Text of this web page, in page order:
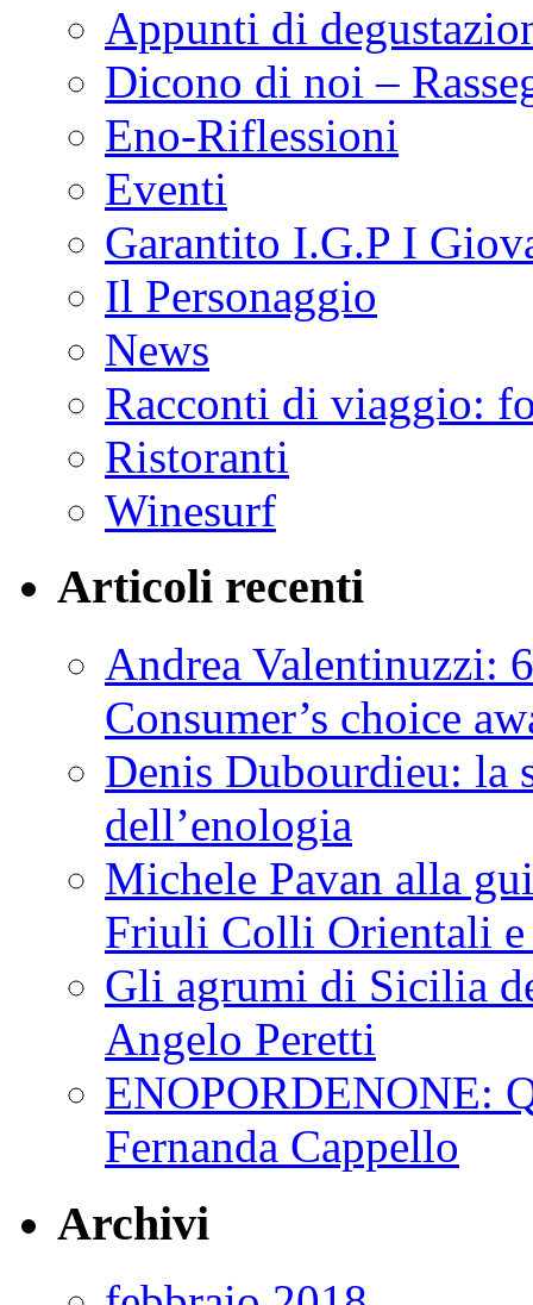
Appunti di
Dicono di noi –
Eno-Riflessioni
Eventi
Garantito I.G.P I
Il Personaggio
News
Racconti di viaggio:
Ristoranti
Winesurf
Articoli recenti
Andrea Valentinuzzi:
Consumer’s choice
Denis Dubourdieu: la
dell’enologia
Michele Pavan alla
Friuli Colli Orientali e
Gli agrumi di Sicilia
Angelo Peretti
ENOPORDENONE:
Fernanda Cappello
Archivi